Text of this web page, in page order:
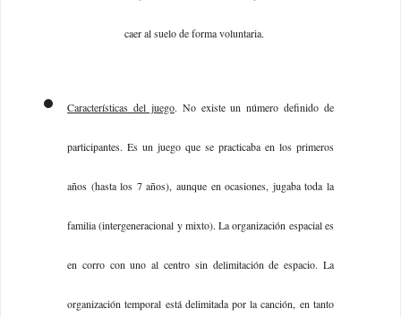
caer al suelo de forma voluntaria.
Características del juego. No existe un número definido de
participantes. Es un juego que se practicaba en los primeros
años (hasta los 7 años), aunque en ocasiones, jugaba toda la
familia (intergeneracional y mixto). La organización espacial es
en corro con uno al centro sin delimitación de espacio. La
organización temporal está delimitada por la canción, en tanto